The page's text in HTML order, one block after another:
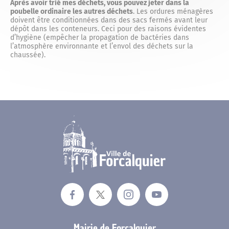
Livret de famille
Reconnaissance d’un enfant
Service-public.fr
Des actions fortes
Espace Naturel Sensible des Mourres
Déchèteries
Après avoir trié mes déchets, vous pouvez jeter dans la
poubelle ordinaire les autres déchets. Les ordures ménagères
doivent être conditionnées dans des sacs fermés avant leur
dépôt dans les conteneurs. Ceci pour des raisons évidentes
d’hygiène (empêcher la propagation de bactéries dans
l’atmosphère environnante et l’envol des déchets sur la
chaussée).